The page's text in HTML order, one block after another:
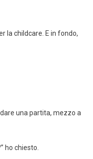
la childcare. E in fondo,
una partita, mezzo a
ho chiesto.